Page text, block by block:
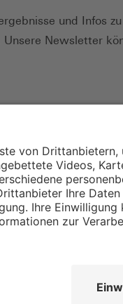
und Infos
Newsletter